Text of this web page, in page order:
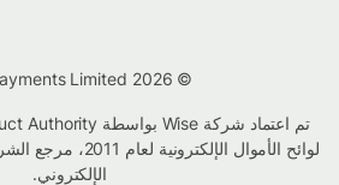
لوائح الأموال الإلكترونية لعام 2011، مرجع الشركة
الإلكتروني.